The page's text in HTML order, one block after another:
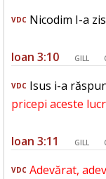
VDC Nicodim I-a
Ioan 3:10 GILL
VDC Isus i-a
pricepi aceste
Ioan 3:11 GILL
VDC Adevărat,